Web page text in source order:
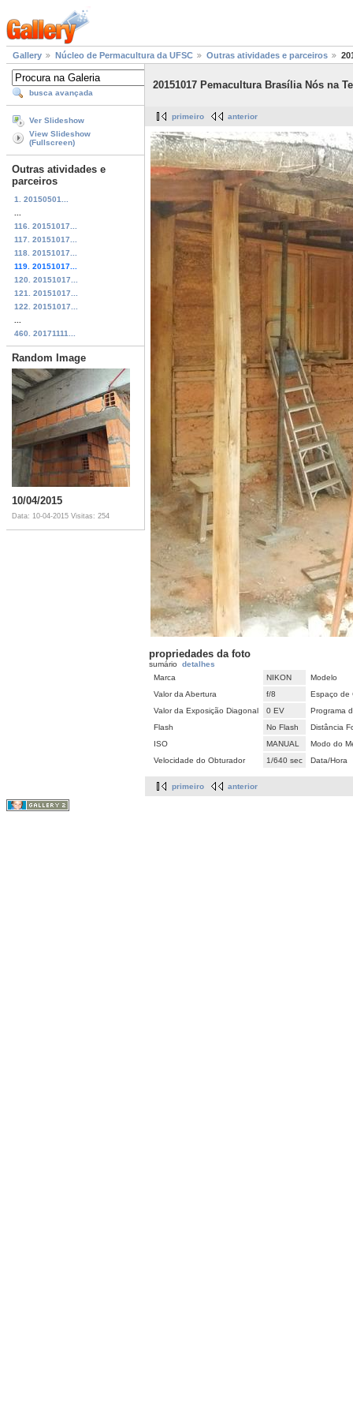
Gallery Núcleo de Permacultura da UFSC Outras atividades e parceiros
busca avançada
Ver Slideshow
View Slideshow
(Fullscreen)
Outras atividades e
parceiros
1. 20150501...
116. 20151017...
117. 20151017...
118. 20151017...
119. 20151017...
120. 20151017...
121. 20151017...
122. 20151017...
460. 20171111...
Random Image
10/04/2015
Data: 10-04-2015 Visitas: 254
20151017 Pemacultura Brasília Nós na
primeiro anterior
propriedades da foto
sumário detalhes
Marca
NIKON
Modelo
Valor da Abertura
f/8
Espaço de
Valor da Exposição Diagonal
0 EV
Programa
Flash
No Flash
Distância
ISO
MANUAL
Modo do
Velocidade do Obturador
1/640 sec Data/Hora
primeiro anterior